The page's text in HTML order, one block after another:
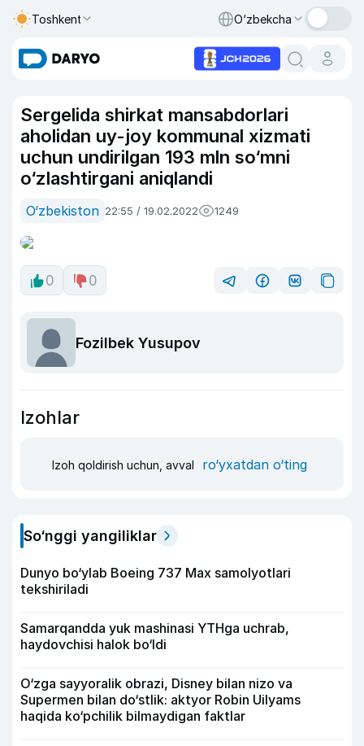
Toshkent O‘zbekcha
Sergelida shirkat mansabdorlari
aholidan uy-joy kommunal xizmati
uchun undirilgan 193 mln so‘mni
o‘zlashtirgani aniqlandi
O‘zbekiston 22:55 / 19.02.2022 1249
0 0
Fozilbek Yusupov
Izohlar
Izoh qoldirish uchun, avval ro‘yxatdan o‘ting
So‘nggi yangiliklar
Dunyo bo‘ylab Boeing 737 Max samolyotlari
tekshiriladi
Samarqandda yuk mashinasi YTHga uchrab,
haydovchisi halok bo‘ldi
O‘zga sayyoralik obrazi, Disney bilan nizo va
Supermen bilan do‘stlik: aktyor Robin Uilyams
haqida ko‘pchilik bilmaydigan faktlar